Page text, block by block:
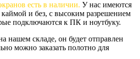
есть в наличии. У нас имеются
и без, с высоким разрешением
подключаются к ПК и ноутбуку.
нашем складе, он будет отправлен
можно заказать полотно для